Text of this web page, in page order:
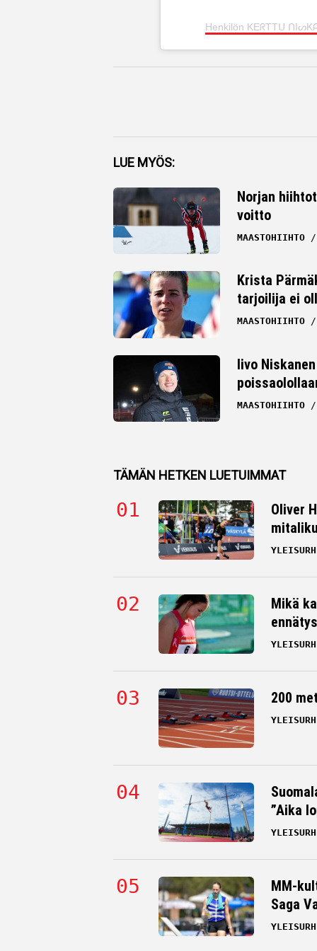
Henkilön KEᖇTTᑌ
Facebook
Twitter
Whatsapp
LUE MYÖS:
Norjan
voitto
MAASTOHIIHTO
Krista
tarjoilija ei
MAASTOHIIHTO
Iivo
MAASTOHIIHTO
TÄMÄN HETKEN LUETUIMMAT
Oliver
Mikä
200
”Aika
MM-
Saga